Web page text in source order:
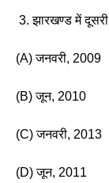
3. झारखण्ड में दूसरी
(A) जनवरी, 2009
(B) जून, 2010
(C) जनवरी, 2013
(D) जून, 2011